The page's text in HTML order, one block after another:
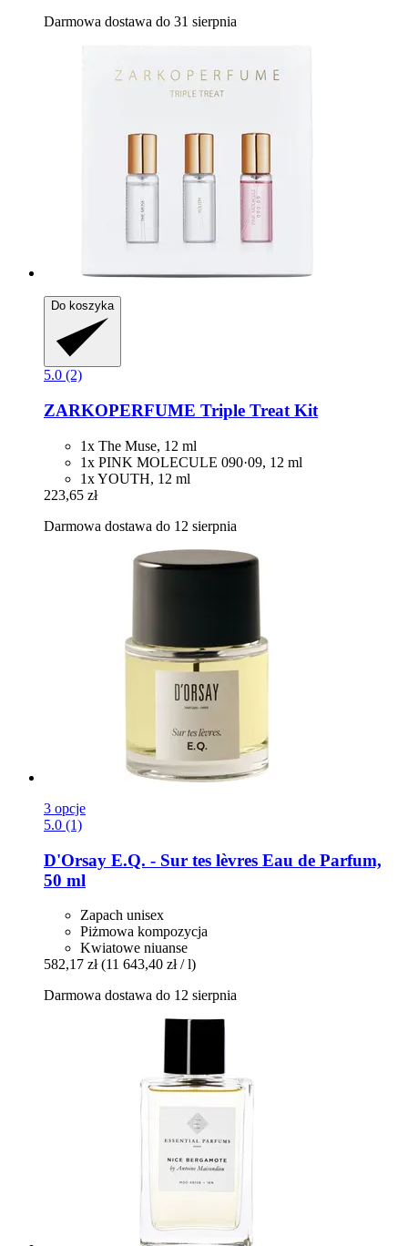
Darmowa dostawa do 31 sierpnia
Do koszyka
5.0 (2)
ZARKOPERFUME Triple Treat Kit
1x The Muse, 12 ml
1x PINK MOLECULE 090·09, 12 ml
1x YOUTH, 12 ml
223,65 zł
Darmowa dostawa do 12 sierpnia
3 opcje
5.0 (1)
D'Orsay E.Q. -​ Sur tes lèvres Eau de Parfum,
50 ml
Zapach unisex
Piżmowa kompozycja
Kwiatowe niuanse
582,17 zł (11 643,40 zł / l)
Darmowa dostawa do 12 sierpnia